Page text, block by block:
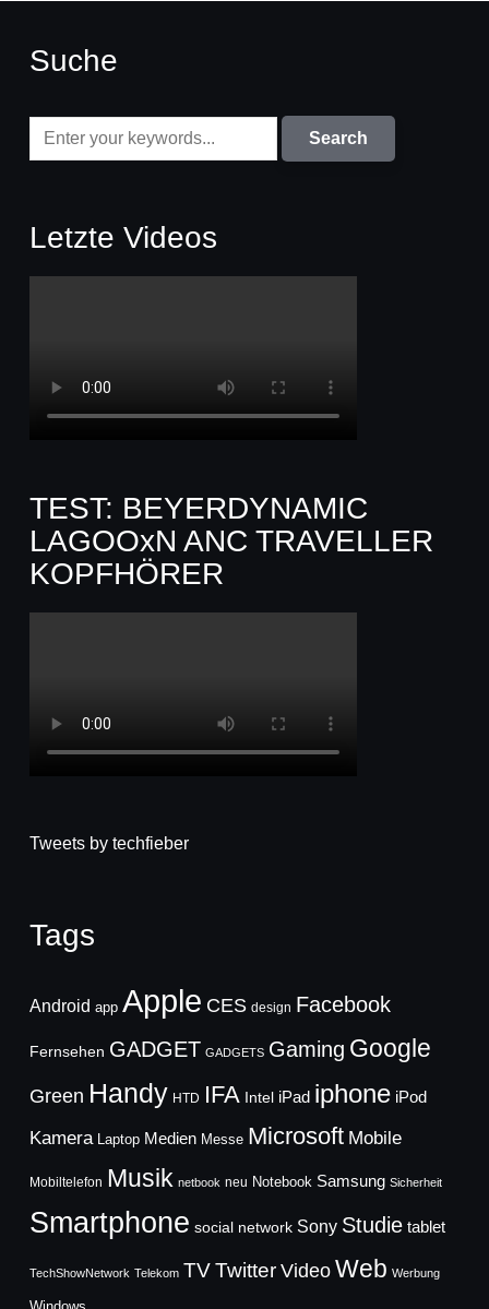
Suche
Letzte Videos
TEST: BEYERDYNAMIC
LAGOOxN ANC TRAVELLER
KOPFHÖRER
Tweets by techfieber
Tags
Android app Apple CES design Facebook
Fernsehen GADGET GADGETS Gaming Google
Green Handy HTD IFA Intel iPad iphone iPod
Kamera Laptop Medien Messe Microsoft Mobile
Mobiltelefon Musik netbook neu Notebook Samsung Sicherheit
Smartphone social network Sony Studie tablet
TechShowNetwork Telekom TVTwitter Video Web Werbung